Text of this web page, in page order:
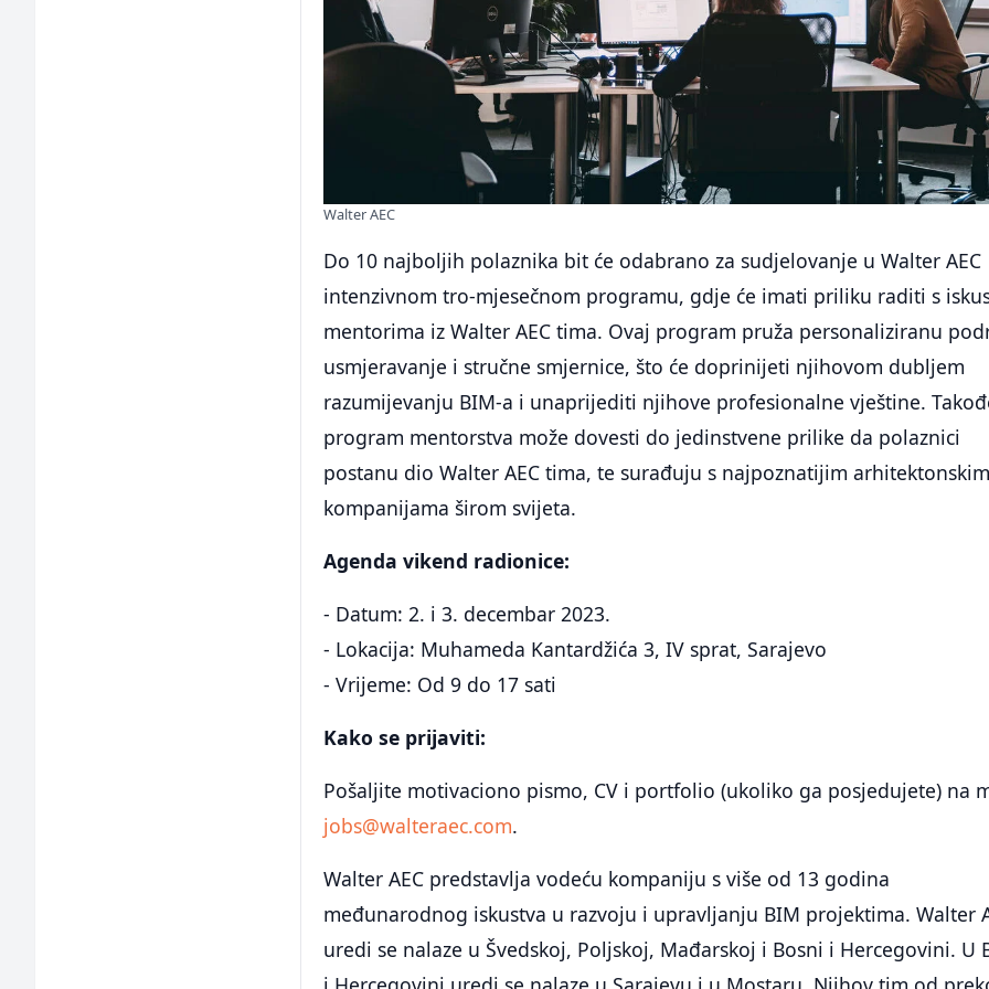
Walter AEC
Do 10 najboljih polaznika bit će odabrano za sudjelovanje u Walter AEC
intenzivnom tro-mjesečnom programu, gdje će imati priliku raditi s
mentorima iz Walter AEC tima. Ovaj program pruža personaliziranu
usmjeravanje i stručne smjernice, što će doprinijeti njihovom dubljem
razumijevanju BIM-a i unaprijediti njihove profesionalne vještine.
program mentorstva može dovesti do jedinstvene prilike da polaznici
postanu dio Walter AEC tima, te surađuju s najpoznatijim
kompanijama širom svijeta.
Agenda vikend radionice:
- Datum: 2. i 3. decembar 2023.
- Lokacija: Muhameda Kantardžića 3, IV sprat, Sarajevo
- Vrijeme: Od 9 do 17 sati
Kako se prijaviti:
Pošaljite motivaciono pismo, CV i portfolio (ukoliko ga posjedujete) na
jobs@walteraec.com.
Walter AEC predstavlja vodeću kompaniju s više od 13 godina
međunarodnog iskustva u razvoju i upravljanju BIM projektima. Walter
uredi se nalaze u Švedskoj, Poljskoj, Mađarskoj i Bosni i Hercegovini. U